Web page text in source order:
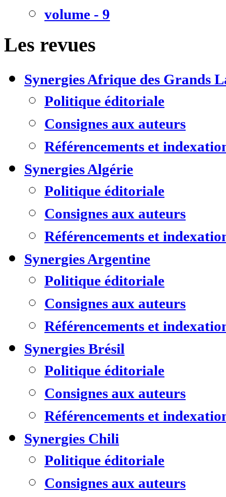
volume - 9
Les revues
Synergies Afrique des Grands
Politique éditoriale
Consignes aux auteurs
Référencements et
Synergies Algérie
Politique éditoriale
Consignes aux auteurs
Référencements et
Synergies Argentine
Politique éditoriale
Consignes aux auteurs
Référencements et
Synergies Brésil
Politique éditoriale
Consignes aux auteurs
Référencements et
Synergies Chili
Politique éditoriale
Consignes aux auteurs